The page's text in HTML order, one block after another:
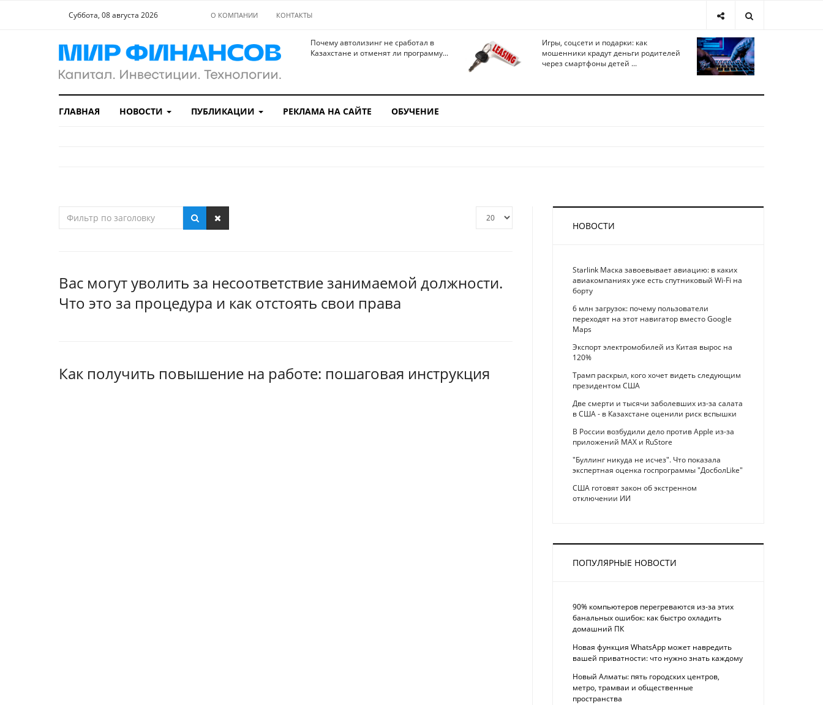
Суббота, 08 августа 2026 О КОМПАНИИ КОНТАКТЫ
Почему автолизинг не сработал в
Казахстане и отменят ли программу...
Игры, соцсети и подарки: как
мошенники крадут деньги родителей
через смартфоны детей ...
ГЛАВНАЯ НОВОСТИ ПУБЛИКАЦИИ РЕКЛАМА НА САЙТЕ ОБУЧЕНИЕ
Вас могут уволить за несоответствие занимаемой должности.
Что это за процедура и как отстоять свои права
Как получить повышение на работе: пошаговая инструкция
НОВОСТИ
Starlink Маска завоевывает авиацию: в каких
авиакомпаниях уже есть спутниковый Wi-Fi на
борту
6 млн загрузок: почему пользователи
переходят на этот навигатор вместо Google
Maps
Экспорт электромобилей из Китая вырос на
120%
Трамп раскрыл, кого хочет видеть следующим
президентом США
Две смерти и тысячи заболевших из-за салата
в США - в Казахстане оценили риск вспышки
В России возбудили дело против Apple из-за
приложений MAX и RuStore
"Буллинг никуда не исчез". Что показала
экспертная оценка госпрограммы "ДосболLike"
США готовят закон об экстренном
отключении ИИ
ПОПУЛЯРНЫЕ НОВОСТИ
90% компьютеров перегреваются из-за этих
банальных ошибок: как быстро охладить
домашний ПК
Новая функция WhatsApp может навредить
вашей приватности: что нужно знать каждому
Новый Алматы: пять городских центров,
метро, трамваи и общественные
пространства